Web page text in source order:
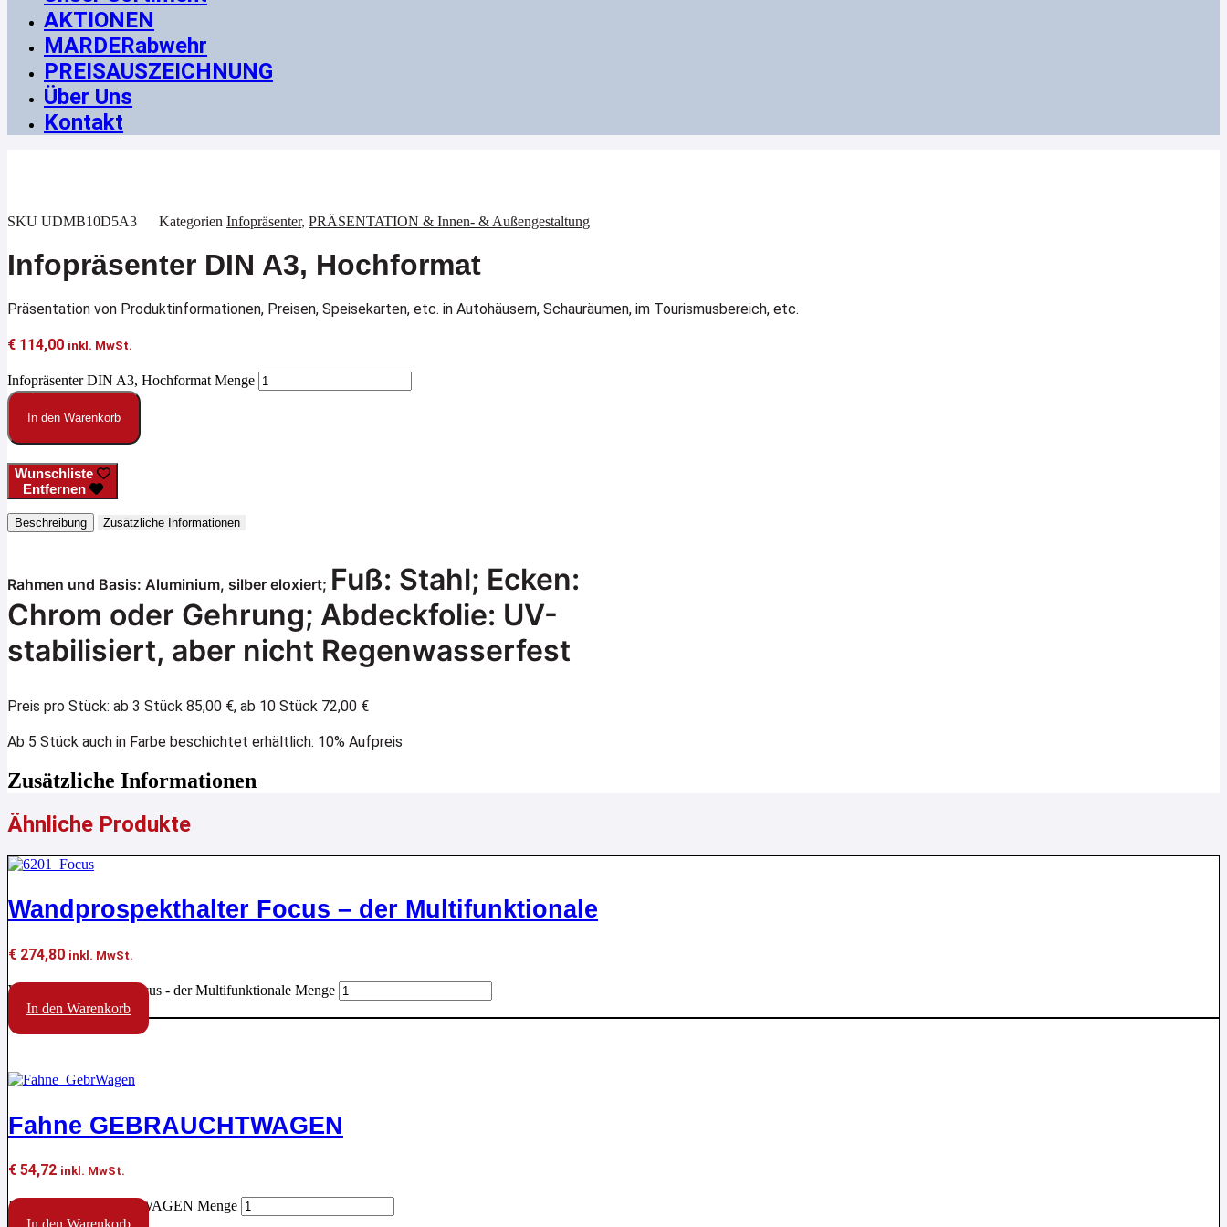
AKTIONEN
MARDERabwehr
PREISAUSZEICHNUNG
Über Uns
Kontakt
SKU UDMB10D5A3 Kategorien Infopräsenter, PRÄSENTATION & Innen- & Außengestaltung
Infopräsenter DIN A3, Hochformat
Präsentation von Produktinformationen, Preisen, Speisekarten, etc. in Autohäusern, Schauräumen, im Tourismusbereich, etc.
€ 114,00 inkl. MwSt.
Infopräsenter DIN A3, Hochformat Menge
In den Warenkorb
Wunschliste
Entfernen
Beschreibung Zusätzliche Informationen
Rahmen und Basis: Aluminium, silber eloxiert; Fuß: Stahl; Ecken:
Chrom oder Gehrung; Abdeckfolie: UV-
stabilisiert, aber nicht Regenwasserfest
Preis pro Stück: ab 3 Stück 85,00 €, ab 10 Stück 72,00 €
Ab 5 Stück auch in Farbe beschichtet erhältlich: 10% Aufpreis
Zusätzliche Informationen
Ähnliche Produkte
Wandprospekthalter Focus – der Multifunktionale
€ 274,80 inkl. MwSt.
Wandprospekthalter Focus - der Multifunktionale Menge
In den Warenkorb
Aktion !
Fahne GEBRAUCHTWAGEN
€ 54,72 inkl. MwSt.
Fahne GEBRAUCHTWAGEN Menge
In den Warenkorb